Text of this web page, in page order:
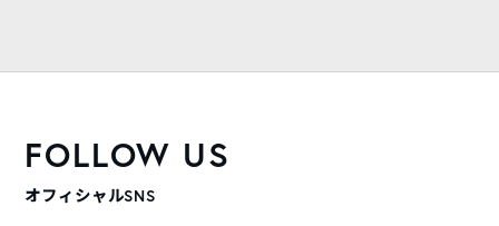
FOLLOW US
オフィシャルSNS